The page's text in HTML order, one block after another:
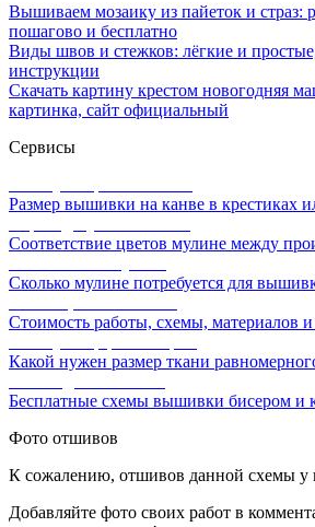
Вышиваем мозаику из пайеток и страз:
пошагово и бесплатно
Виды швов и стежков: лёгкие и
инструкции
Скачать картину крестом новогодняя
картинка, сайт официальный
Сервисы
Размер вышивки на канве в крестиках
Соответствие цветов мулине между
Сколько мулине потребуется для
Стоимость работы, схемы, материалов
Какой нужен размер ткани
Бесплатные схемы вышивки бисером и
Фото отшивов
К сожалению, отшивов данной схемы у
Добавляйте фото своих работ в